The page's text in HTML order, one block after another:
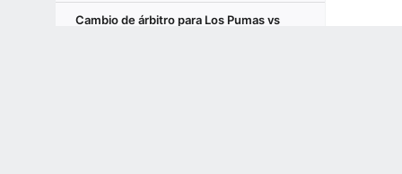
Cambio de árbitro para Los Pumas vs